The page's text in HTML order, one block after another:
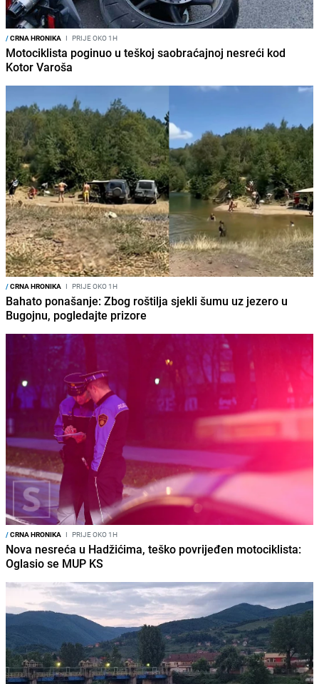
/CRNA HRONIKA I PRIJE OKO 1H
Motociklista poginuo u teškoj saobraćajnoj nesreći kod
Kotor Varoša
/CRNA HRONIKA I PRIJE OKO 1H
Bahato ponašanje: Zbog roštilja sjekli šumu uz jezero u
Bugojnu, pogledajte prizore
/CRNA HRONIKA I PRIJE OKO 1H
Nova nesreća u Hadžićima, teško povrijeđen motociklista:
Oglasio se MUP KS